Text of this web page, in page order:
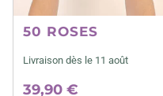
50 ROSES
Livraison dès le 11 août
39,90 €